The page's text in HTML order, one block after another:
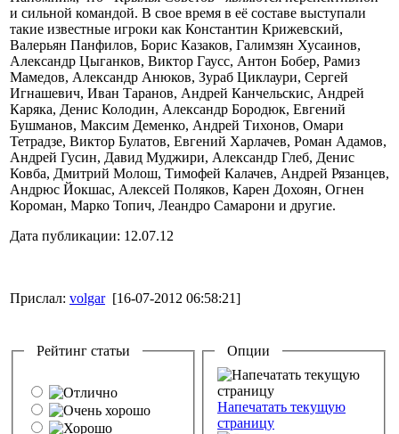
и сильной командой. В свое время в её составе выступали
такие известные игроки как Константин Крижевский,
Валерьян Панфилов, Борис Казаков, Галимзян Хусаинов,
Александр Цыганков, Виктор Гаусс, Антон Бобер, Рамиз
Мамедов, Александр Анюков, Зураб Циклаури, Сергей
Игнашевич, Иван Таранов, Андрей Канчельскис, Андрей
Каряка, Денис Колодин, Александр Бородюк, Евгений
Бушманов, Максим Деменко, Андрей Тихонов, Омари
Тетрадзе, Виктор Булатов, Евгений Харлачев, Роман Адамов,
Андрей Гусин, Давид Муджири, Александр Глеб, Денис
Ковба, Дмитрий Молош, Тимофей Калачев, Андрей Рязанцев,
Андрюс Йокшас, Алексей Поляков, Карен Дохоян, Огнен
Короман, Марко Топич, Леандро Самарони и другие.
Дата публикации: 12.07.12
Прислал: volgar [16-07-2012 06:58:21]
Рейтинг статьи Опции
Напечатать текущую
страницу